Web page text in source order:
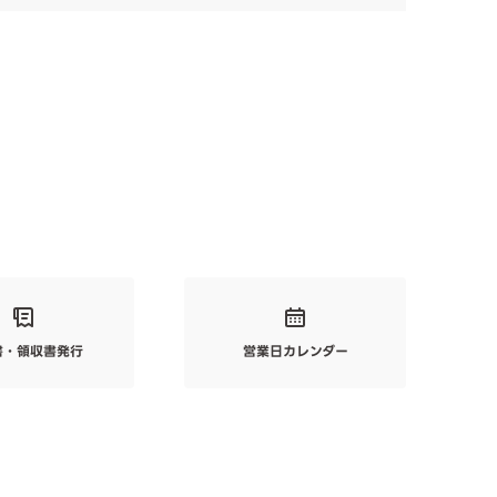
・領収書発行 営業日カレンダー